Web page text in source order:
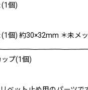
個)
個) 約30×32mm ＊未メ
プ(1個)